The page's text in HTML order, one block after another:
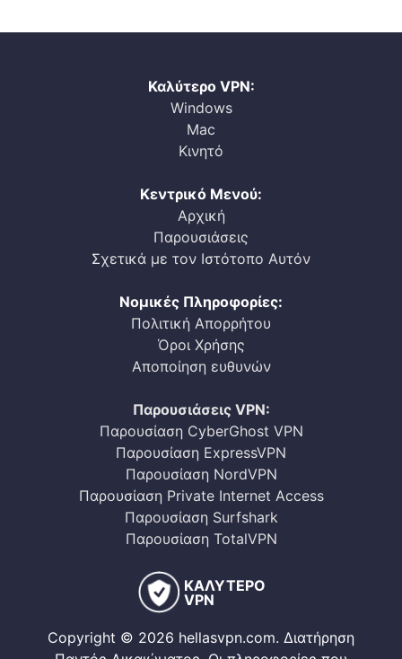
Καλύτερο VPN:
Windows
Mac
Κινητό
Κεντρικό Μενού:
Αρχική
Παρουσιάσεις
Σχετικά με τον Ιστότοπο Αυτόν
Νομικές Πληροφορίες:
Πολιτική Απορρήτου
Όροι Χρήσης
Αποποίηση ευθυνών
Παρουσιάσεις VPN:
Παρουσίαση CyberGhost VPN
Παρουσίαση ExpressVPN
Παρουσίαση NordVPN
Παρουσίαση Private Internet Access
Παρουσίαση Surfshark
Παρουσίαση TotalVPN
ΚΑΛΥΤΕΡΟ
VPN
Copyright © 2026 hellasvpn.com. Διατήρηση